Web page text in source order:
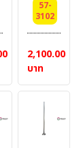
รอง
พื้น
กัน
สนิม
พ่นสี
ภายนอก
สีบร
อนด์
57-
3102
2,100.00
บาท